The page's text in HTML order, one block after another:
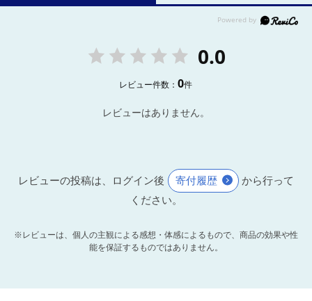
0.0
レビュー件数：0件
レビューはありません。
レビューの投稿は、ログイン後 寄付履歴
から行って
ください。
※レビューは、個人の主観による感想・体感によるもので、商品の効果や性
能を保証するものではありません。